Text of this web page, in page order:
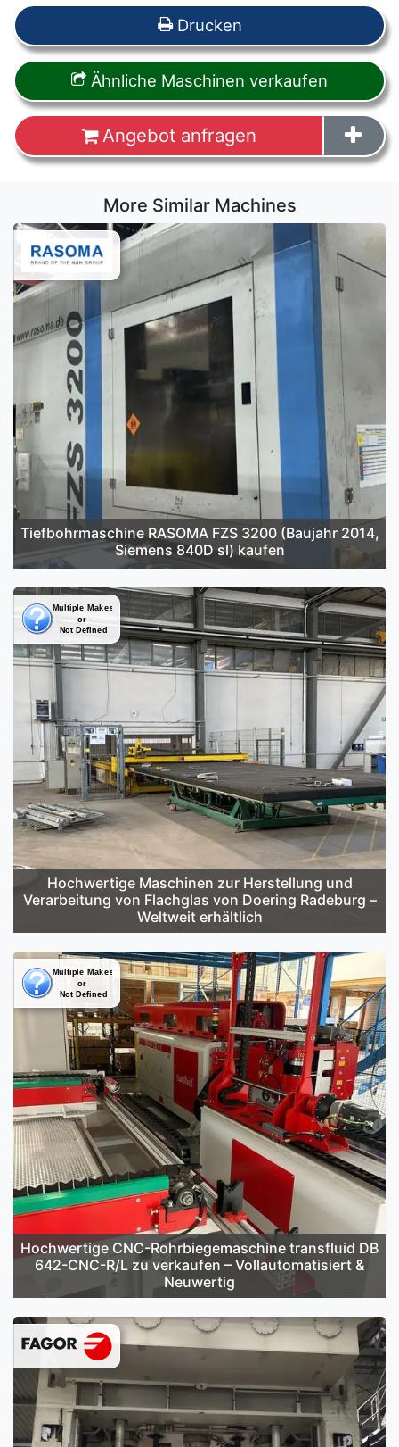
Drucken
Ähnliche Maschinen verkaufen
Angebot anfragen
More Similar Machines
Tiefbohrmaschine RASOMA FZS 3200 (Baujahr 2014,
Siemens 840D sl) kaufen
Hochwertige Maschinen zur Herstellung und
Verarbeitung von Flachglas von Doering Radeburg –
Weltweit erhältlich
Hochwertige CNC-Rohrbiegemaschine transfluid DB
642-CNC-R/L zu verkaufen – Vollautomatisiert &
Neuwertig